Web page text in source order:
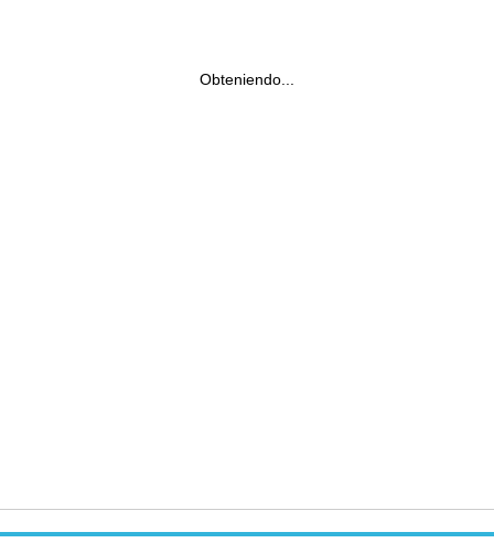
Obteniendo...